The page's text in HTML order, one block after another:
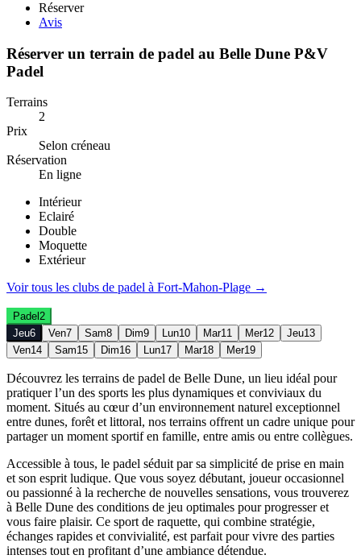
Réserver
Avis
Réserver un terrain de padel au Belle Dune P&V
Padel
Terrains
2
Prix
Selon créneau
Réservation
En ligne
Intérieur
Eclairé
Double
Moquette
Extérieur
Voir tous les clubs de padel à Fort-Mahon-Plage →
Padel 2
Jeu6 Ven7 Sam8 Dim9 Lun10 Mar11 Mer12 Jeu13
Ven14 Sam15 Dim16 Lun17 Mar18 Mer19
Découvrez les terrains de padel de Belle Dune, un lieu idéal pour
pratiquer l’un des sports les plus dynamiques et conviviaux du
moment. Situés au cœur d’un environnement naturel exceptionnel
entre dunes, forêt et littoral, nos terrains offrent un cadre unique pour
partager un moment sportif en famille, entre amis ou entre collègues.
Accessible à tous, le padel séduit par sa simplicité de prise en main
et son esprit ludique. Que vous soyez débutant, joueur occasionnel
ou passionné à la recherche de nouvelles sensations, vous trouverez
à Belle Dune des conditions de jeu optimales pour progresser et
vous faire plaisir. Ce sport de raquette, qui combine stratégie,
échanges rapides et convivialité, est parfait pour vivre des parties
intenses tout en profitant d’une ambiance détendue.